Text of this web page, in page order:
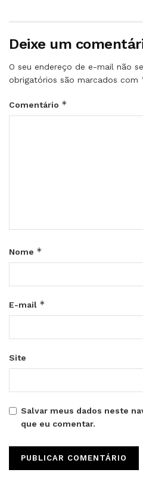
Deixe um
O seu endereço de e-mail não
obrigatórios são marcados com
Comentário *
Nome *
E-mail *
Site
Salvar meus dados neste
que eu comentar.